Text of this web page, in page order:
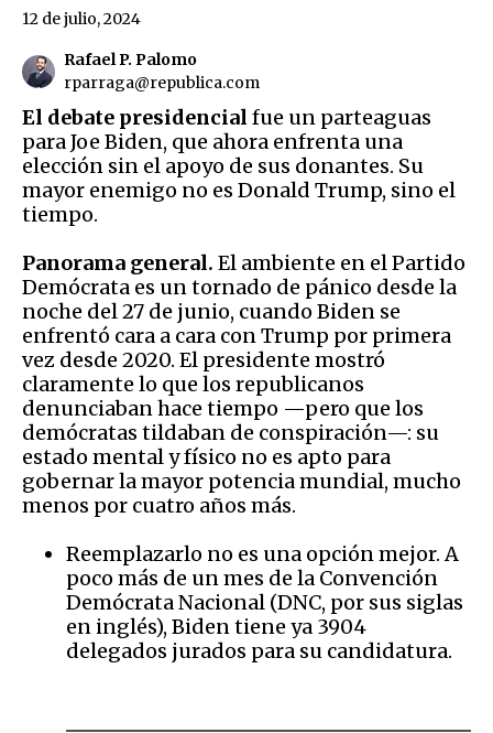
Rafael P. Palomo
rparraga@republica.com
12 de julio, 2024
El debate presidencial fue un parteaguas
para Joe Biden, que ahora enfrenta una
elección sin el apoyo de sus donantes. Su
mayor enemigo no es Donald Trump, sino el
tiempo.
Panorama general. El ambiente en el Partido
Demócrata es un tornado de pánico desde la
noche del 27 de junio, cuando Biden se
enfrentó cara a cara con Trump por primera
vez desde 2020. El presidente mostró
claramente lo que los republicanos
denunciaban hace tiempo —pero que los
demócratas tildaban de conspiración—: su
estado mental y físico no es apto para
gobernar la mayor potencia mundial, mucho
menos por cuatro años más.
Reemplazarlo no es una opción mejor. A
poco más de un mes de la Convención
Demócrata Nacional (DNC, por sus siglas
en inglés), Biden tiene ya 3904
delegados jurados para su candidatura.